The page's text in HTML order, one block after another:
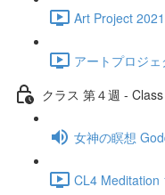
Art Project
アートプロジ
クラス 第４週 -
女神の瞑想
CL4 Meditation